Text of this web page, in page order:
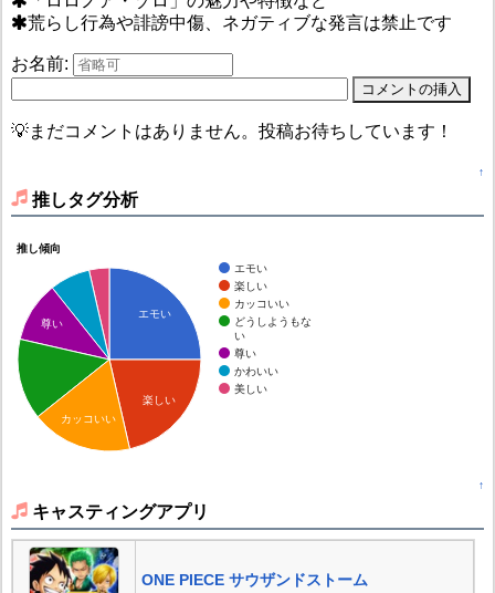
荒らし行為や誹謗中傷、ネガティブな発言は禁止です
お名前:
💡まだコメントはありません。投稿お待ちしています！
↑
推しタグ分析
推し傾向
エモい
楽しい
カッコいい
どうしようもな
い
尊い
かわいい
美しい
エモい
楽しい
尊い
カッコいい
↑
キャスティングアプリ
ONE PIECE サウザンドストーム